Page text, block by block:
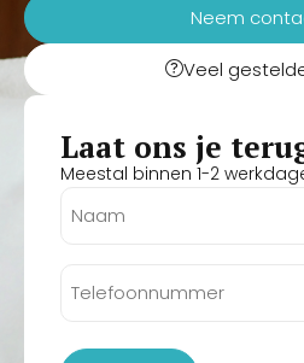
Neem
Veel
Laat ons je
Meestal binnen 1-2